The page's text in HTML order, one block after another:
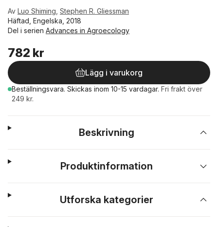
Av Luo Shiming Stephen R. Gliessman
Häftad, Engelska, 2018
Del i serien Advances in Agroecology
782 kr
Lägg i varukorg
Beställningsvara. Skickas inom 10-15 vardagar. Fri frakt över
249 kr.
Beskrivning
Produktinformation
Utforska kategorier